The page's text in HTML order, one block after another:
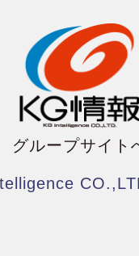
グループサイト